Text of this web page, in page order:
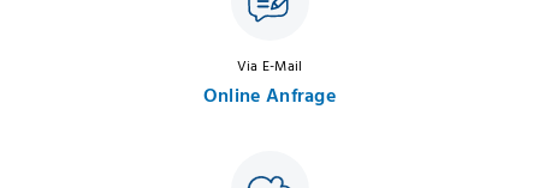
Via E-Mail
Online Anfrage